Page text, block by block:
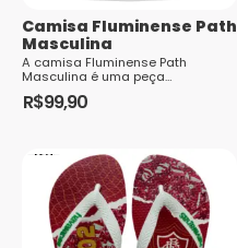
Camisa Fluminense Path
Masculina
A camisa Fluminense Path
Masculina é uma peça
sofisticada e moderna, ideal para
os torcedores que desejam
R$99,90
produto
tem
várias
variantes.